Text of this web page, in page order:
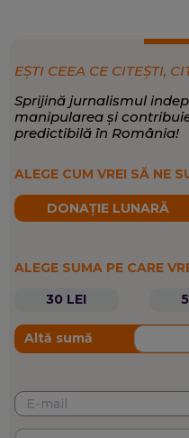
EXPERTIZĂ:Externe,
SCRIE DESPRE:
EȘTI CEEA CE CITEȘTI,
Sprijină jurnalismul
manipularea și
predictibilă în România!
ALEGE CUM VREI SĂ NE
DONAȚIE LUNARĂ
ALEGE SUMA PE CARE
30 LEI
Altă sumă